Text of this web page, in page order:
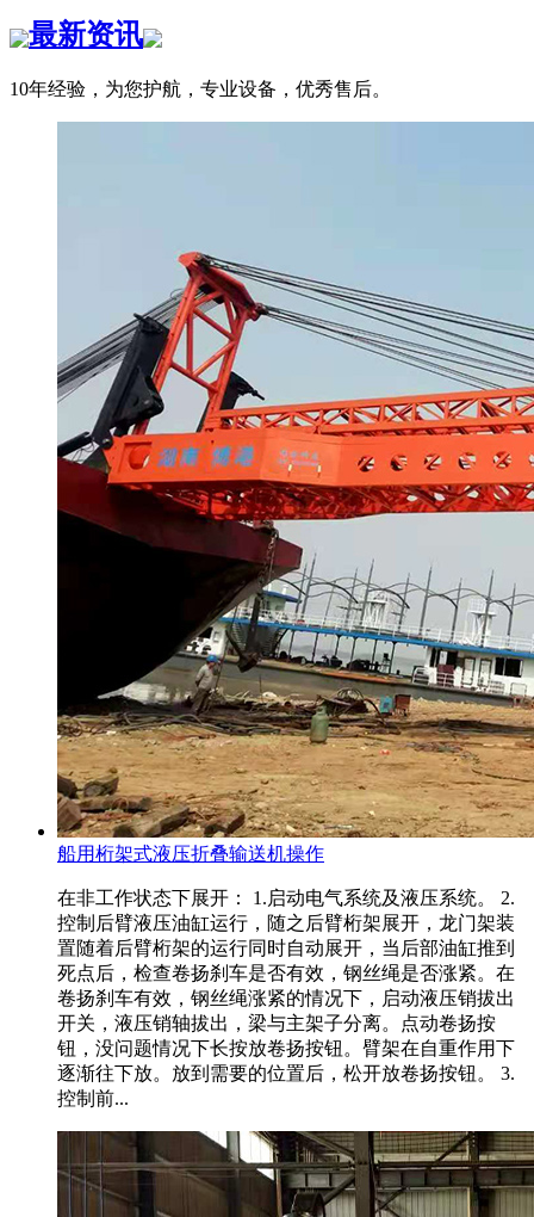
最新资讯
10年经验，为您护航，专业设备，优秀售后。
船用桁架式液压折叠输送机操作
在非工作状态下展开： 1.启动电气系统及液压系统。 2.
控制后臂液压油缸运行，随之后臂桁架展开，龙门架装
置随着后臂桁架的运行同时自动展开，当后部油缸推到
死点后，检查卷扬刹车是否有效，钢丝绳是否涨紧。在
卷扬刹车有效，钢丝绳涨紧的情况下，启动液压销拔出
开关，液压销轴拔出，梁与主架子分离。点动卷扬按
钮，没问题情况下长按放卷扬按钮。臂架在自重作用下
逐渐往下放。放到需要的位置后，松开放卷扬按钮。 3.
控制前...